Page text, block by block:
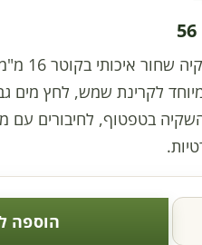
56
לקרינת שמש, לחץ מים
הוספה